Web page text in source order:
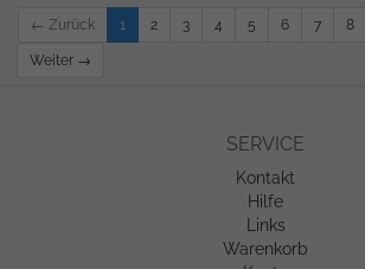
← Zurück 1 2 3 4 5 6 7 8
Weiter →
SERVICE
Kontakt
Hilfe
Links
Warenkorb